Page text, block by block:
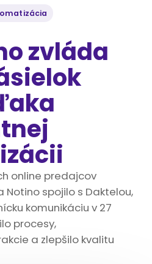
zvláda
online predajcov
Notino spojilo s Daktelou,
komunikáciu v 27
procesy,
a zlepšilo kvalitu